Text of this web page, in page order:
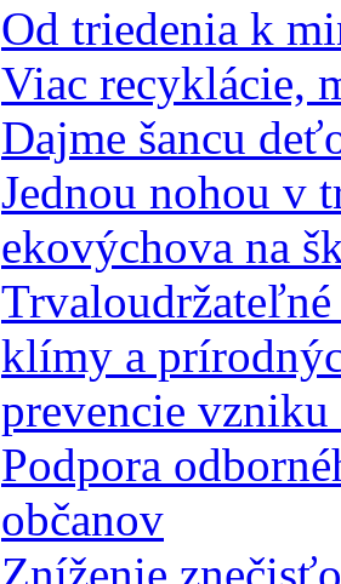
Od triedenia k
Viac recyklácie,
Dajme šancu
Jednou nohou v
ekovýchova na
klímy a
prevencie vzniku
Podpora
občanov
Zníženie